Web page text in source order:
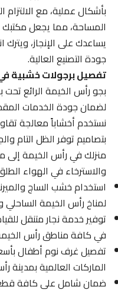
بأشكال عملية، مع الالتزام
المساحة، مما يجعل مكتبك
يساعدك على الإنجاز، ويترك
جودة التصنيع العالية.
تفصيل برجولات خشبية في
بجو رأس الخيمة الرائع
لضمان جودة الخدمات
نستخدم أخشاباً معالجة تقاوم
بتصاميم توفر الظل التام
منزلك في رأس الخيمة إلى
والاسترخاء في الهواء
استخدام خشب الساج
لمناخ رأس الخيمة الساحلي
توفير خدمة نجار متنقل للقيام
في كافة مناطق رأس الخيمة
تفصيل غرف نوم أطفال
الماركات العالمية بمدينة
ضمان شامل على كافة قطع